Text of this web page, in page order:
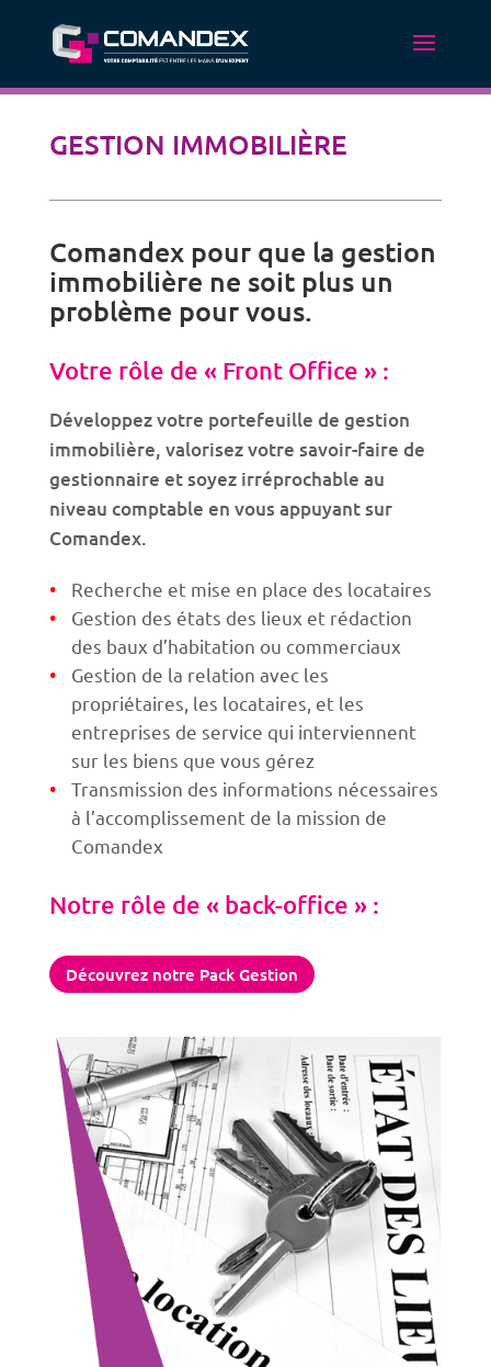
GESTION IMMOBILIÈRE
Comandex pour que la gestion
immobilière ne soit plus un
problème pour vous.
Votre rôle de « Front Office » :
Développez votre portefeuille de gestion
immobilière, valorisez votre savoir-faire de
gestionnaire et soyez irréprochable au
niveau comptable en vous appuyant sur
Comandex.
Recherche et mise en place des locataires
Gestion des états des lieux et rédaction
des baux d’habitation ou commerciaux
Gestion de la relation avec les
propriétaires, les locataires, et les
entreprises de service qui interviennent
sur les biens que vous gérez
Transmission des informations nécessaires
à l’accomplissement de la mission de
Comandex
Notre rôle de « back-office » :
Découvrez notre Pack Gestion